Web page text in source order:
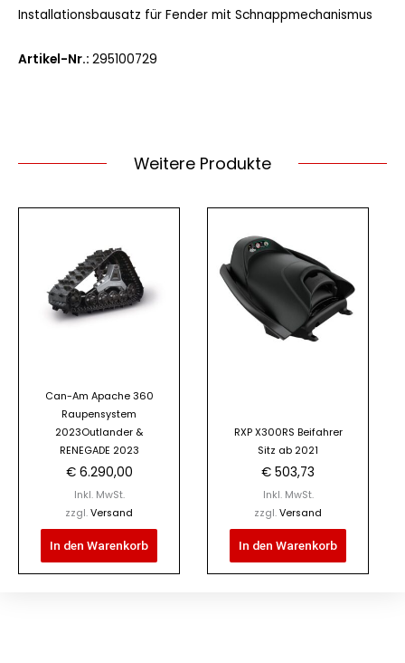
Installationsbausatz für Fender mit Schnappmechanismus
Artikel-Nr.: 295100729
Weitere Produkte
Can-Am Apache 360
Raupensystem
2023Outlander &
RENEGADE 2023
€6.290,00
Inkl. MwSt.
zzgl. Versand
In den Warenkorb
RXP X300RS Beifahrer
Sitz ab 2021
€ 503,73
Inkl. MwSt.
zzgl. Versand
In den Warenkorb